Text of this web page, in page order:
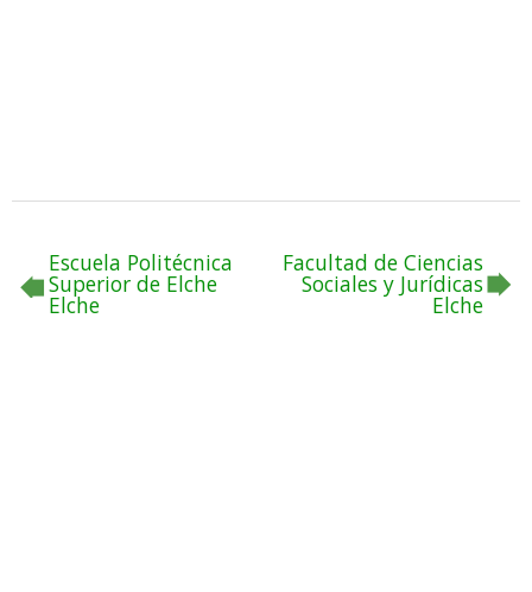
Escuela Politécnica
Superior de Elche
Elche
Facultad de Ciencias
Sociales y Jurídicas
Elche